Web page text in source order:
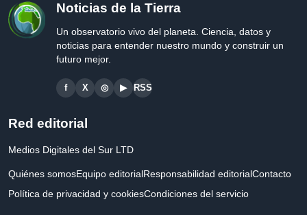
Noticias de la Tierra
Un observatorio vivo del planeta. Ciencia, datos y
noticias para entender nuestro mundo y construir un
futuro mejor.
f X ◎ ▶ RSS
Red editorial
Medios Digitales del Sur LTD
Quiénes somosEquipo editorialResponsabilidad editorialContacto
Política de privacidad y cookiesCondiciones del servicio